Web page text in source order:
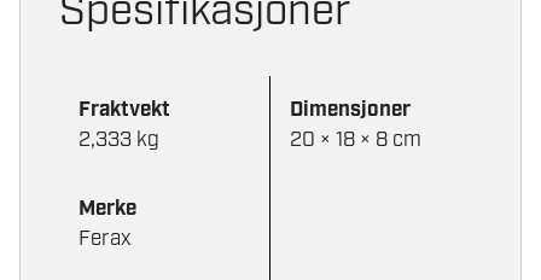
Spesifikasjoner
Fraktvekt
2,333 kg
Dimensjoner
20 × 18 × 8 cm
Merke
Ferax